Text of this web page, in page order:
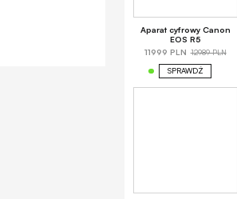
Aparat cyfrowy Canon
EOS R5
11999 PLN 12989 PLN
SPRAWDŹ